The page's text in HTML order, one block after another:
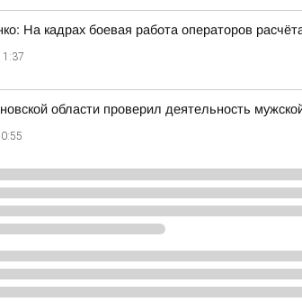
На кадрах боевая работа операторов
области проверил деятельность